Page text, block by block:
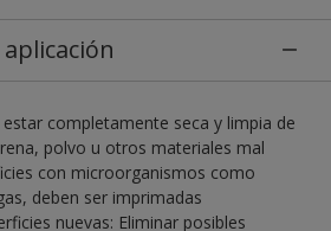
completamente seca y limpia de
polvo u otros materiales mal
con microorganismos como
deben ser imprimadas
nuevas: Eliminar posibles